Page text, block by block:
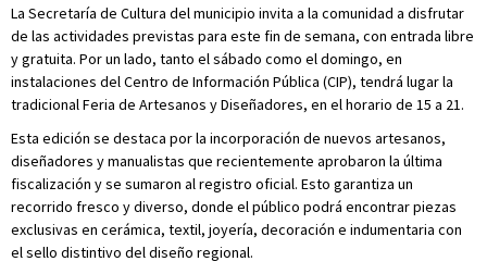
La Secretaría de Cultura del municipio invita a la comunidad a disfrutar
de las actividades previstas para este fin de semana, con entrada libre
y gratuita. Por un lado, tanto el sábado como el domingo, en
instalaciones del Centro de Información Pública (CIP), tendrá lugar la
tradicional Feria de Artesanos y Diseñadores, en el horario de 15 a 21.
Esta edición se destaca por la incorporación de nuevos artesanos,
diseñadores y manualistas que recientemente aprobaron la última
fiscalización y se sumaron al registro oficial. Esto garantiza un
recorrido fresco y diverso, donde el público podrá encontrar piezas
exclusivas en cerámica, textil, joyería, decoración e indumentaria con
el sello distintivo del diseño regional.